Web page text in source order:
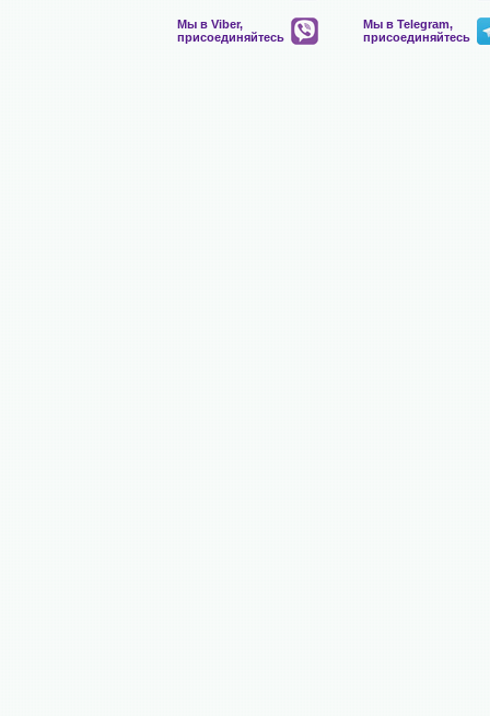
Мы в Viber,
присоединяйтесь
Мы в Telegram,
присоединяйтесь